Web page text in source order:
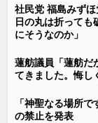
社民党 福島みず
日の丸は折っても
にそうなのか」
蓮舫議員「蓮舫だ
てきました。悔し
「神聖なる場所
の禁止を発表